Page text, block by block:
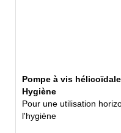
Pompe à vis
Hygiène
Pour une utilisation
l'hygiène